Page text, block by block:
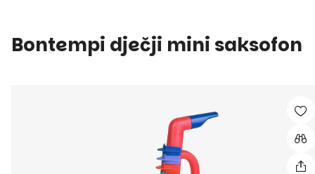
Bontempi dječji mini saksofon